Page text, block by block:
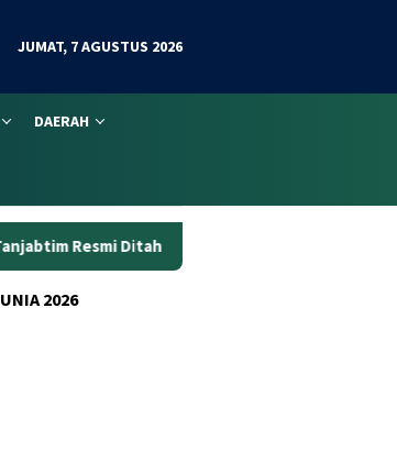
JUMAT, 7 AGUSTUS 2026
DAERAH
Dunia Kerja Berubah, Kemnaker Perkuat
2026